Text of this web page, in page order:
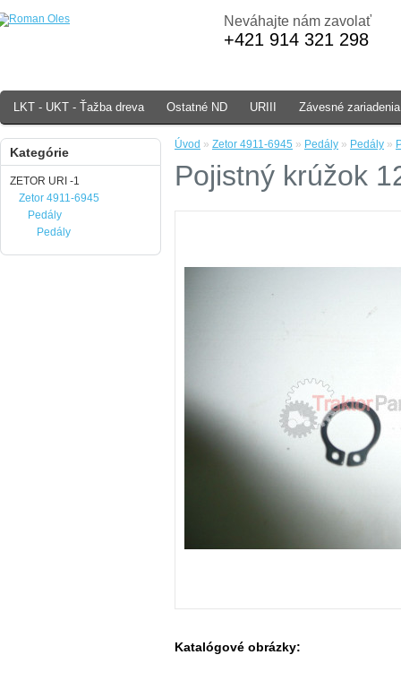
Neváhajte nám zavolať
+421 914 321 298
LKT - UKT - Ťažba dreva Ostatné ND URIII Závesné zariadenia
Kategórie
ZETOR URI -1
Zetor 4911-6945
Pedály
Pedály
Úvod » Zetor 4911-6945 » Pedály » Pedály »
Pojistný krúžok
Katalógové obrázky: